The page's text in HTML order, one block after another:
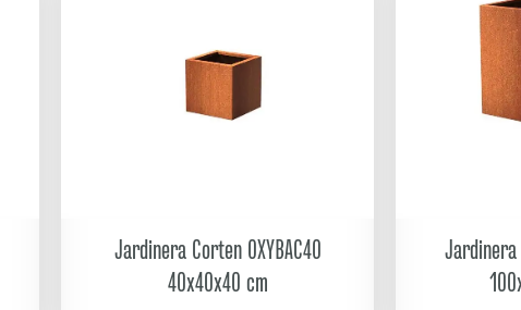
Jardinera Corten OXYBAC40
40x40x40 cm
Jardinera